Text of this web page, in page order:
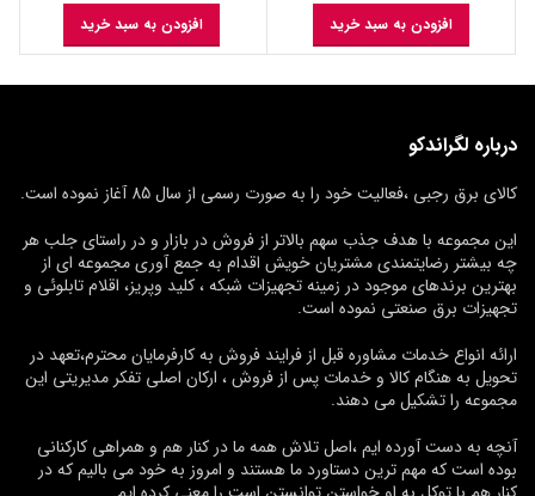
افزودن به سبد خرید افزودن به سبد خرید
درباره لگراندکو
کالای برق رجبی ،فعالیت خود را به صورت رسمی از سال 85 آغاز نموده است.
این مجموعه با هدف جذب سهم بالاتر از فروش در بازار و در راستای جلب هر
چه بیشتر رضایتمندی مشتریان خویش اقدام به جمع آوری مجموعه ای از
بهترین برندهای موجود در زمینه تجهیزات شبکه ، کلید وپریز، اقلام تابلوئی و
تجهیزات برق صنعتی نموده است.
ارائه انواع خدمات مشاوره قبل از فرایند فروش به کارفرمایان محترم،تعهد در
تحویل به هنگام کالا و خدمات پس از فروش ، ارکان اصلی تفکر مدیریتی این
مجموعه را تشکیل می دهند.
آنچه به دست آورده ایم ،اصل تلاش همه ما در کنار هم و همراهی کارکنانی
بوده است که مهم ترین دستاورد ما هستند و امروز به خود می بالیم که در